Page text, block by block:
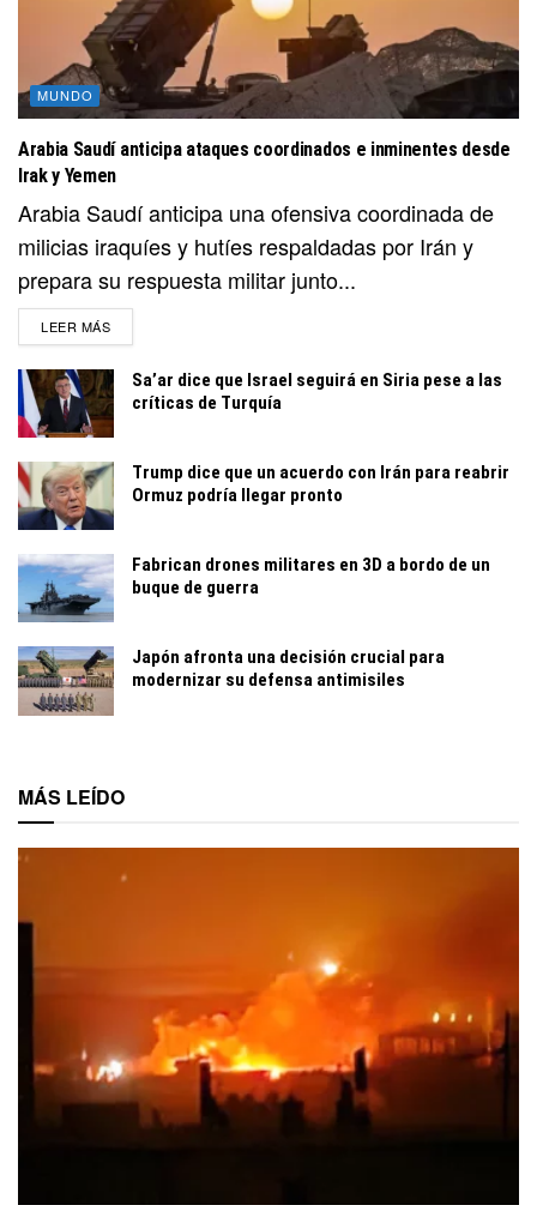
MUNDO
Arabia Saudí anticipa ataques coordinados e inminentes desde
Irak y Yemen
Arabia Saudí anticipa una ofensiva coordinada de
milicias iraquíes y hutíes respaldadas por Irán y
prepara su respuesta militar junto...
LEER MÁSDETAILS
Sa’ar dice que Israel seguirá en Siria pese a las
críticas de Turquía
Trump dice que un acuerdo con Irán para reabrir
Ormuz podría llegar pronto
Fabrican drones militares en 3D a bordo de un
buque de guerra
Japón afronta una decisión crucial para
modernizar su defensa antimisiles
MÁS LEÍDO